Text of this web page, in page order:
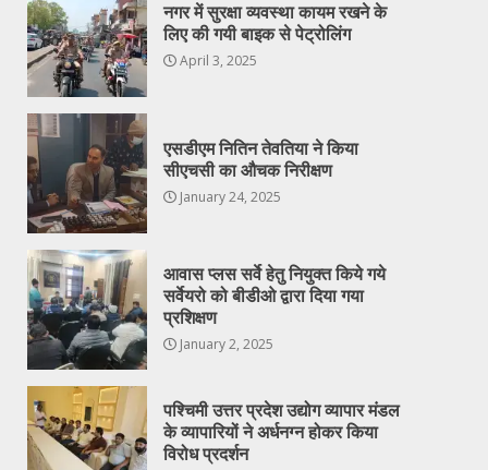
नगर में सुरक्षा व्यवस्था कायम रखने के
लिए की गयी बाइक से पेट्रोलिंग
April 3, 2025
एसडीएम नितिन तेवतिया ने किया
सीएचसी का औचक निरीक्षण
January 24, 2025
आवास प्लस सर्वे हेतु नियुक्त किये गये
सर्वेयरो को बीडीओ द्वारा दिया गया
प्रशिक्षण
January 2, 2025
पश्चिमी उत्तर प्रदेश उद्योग व्यापार मंडल
के व्यापारियों ने अर्धनग्न होकर किया
विरोध प्रदर्शन